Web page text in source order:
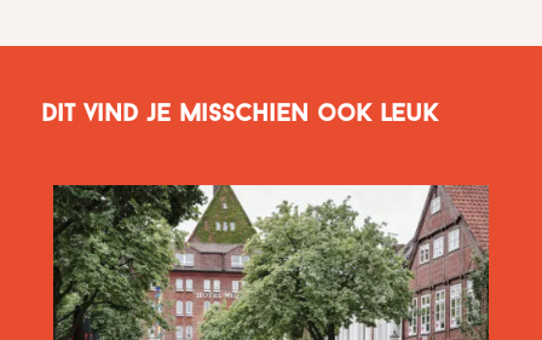
Dit vind je misschien ook leuk